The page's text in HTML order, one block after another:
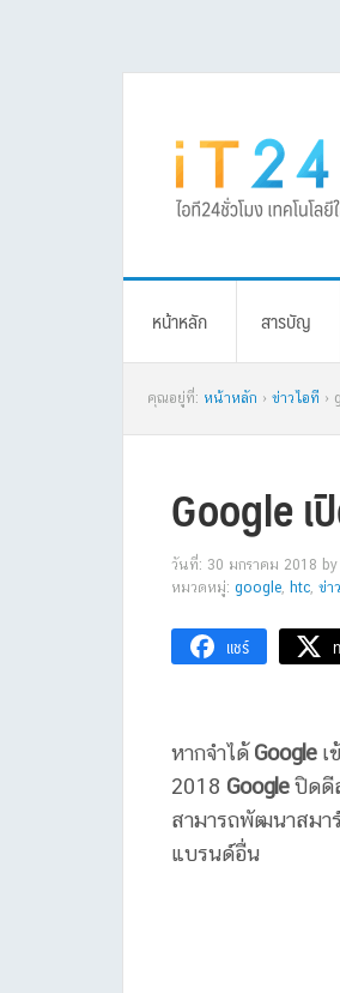
หน้าหลัก สารบัญ
คุณอยู่ที่: หน้าหลัก › ข่าวไอที ›
Google
วันที่: 30 มกราคม 2018 by
หมวดหมู่: google, htc, ข่า
แชร์
หากจำได้ Googleเ
2018 Googleปิดดี
สามารถพัฒนาสมา
แบรนด์อื่น